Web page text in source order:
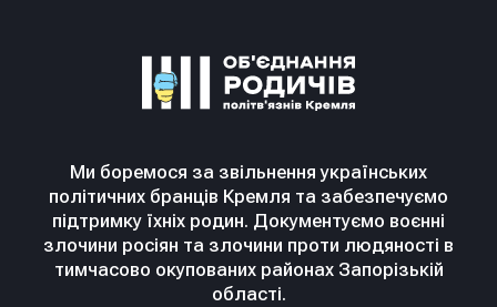
Ми боремося за звільнення українських
політичних бранців Кремля та забезпечуємо
підтримку їхніх родин. Документуємо воєнні
злочини росіян та злочини проти людяності в
тимчасово окупованих районах Запорізькій
області.